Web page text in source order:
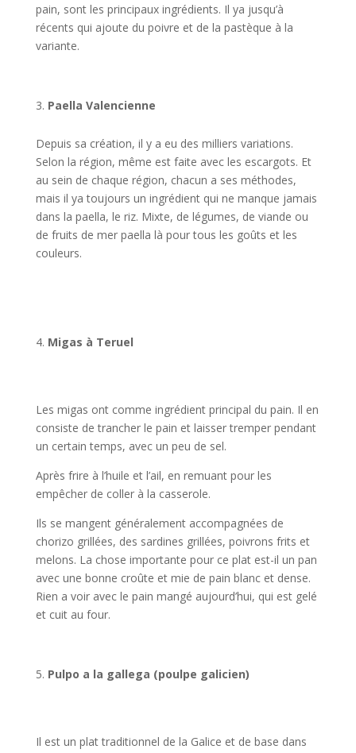
pain, sont les principaux ingrédients. Il ya jusqu’à
récents qui ajoute du poivre et de la pastèque à la
variante.
Paella Valencienne
Depuis sa création, il y a eu des milliers variations.
Selon la région, même est faite avec les escargots. Et
au sein de chaque région, chacun a ses méthodes,
mais il ya toujours un ingrédient qui ne manque jamais
dans la paella, le riz. Mixte, de légumes, de viande ou
de fruits de mer paella là pour tous les goûts et les
couleurs.
Migas à Teruel
Les migas ont comme ingrédient principal du pain. Il en
consiste de trancher le pain et laisser tremper pendant
un certain temps, avec un peu de sel.
Après frire à l’huile et l’ail, en remuant pour les
empêcher de coller à la casserole.
Ils se mangent généralement accompagnées de
chorizo grillées, des sardines grillées, poivrons frits et
melons. La chose importante pour ce plat est-il un pan
avec une bonne croûte et mie de pain blanc et dense.
Rien a voir avec le pain mangé aujourd’hui, qui est gelé
et cuit au four.
Pulpo a la gallega (poulpe galicien)
Il est un plat traditionnel de la Galice et de base dans